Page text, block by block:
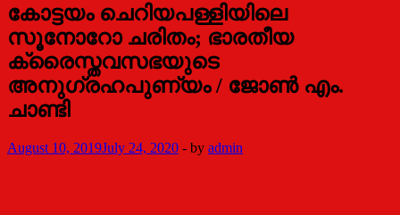
കോട്ടയം ചെറിയപള്ളിയിലെ
സൂനോറോ ചരിതം; ഭാരതീയ
ക്രൈസ്തവസഭയുടെ
അനുഗ്രഹപുണ്യം / ജോണ്‍ എം.
ചാണ്ടി
August 10, 2019July 24, 2020 - by admin